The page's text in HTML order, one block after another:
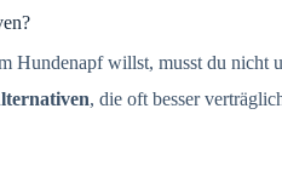
Hundenapf willst, musst du nicht
, die oft besser